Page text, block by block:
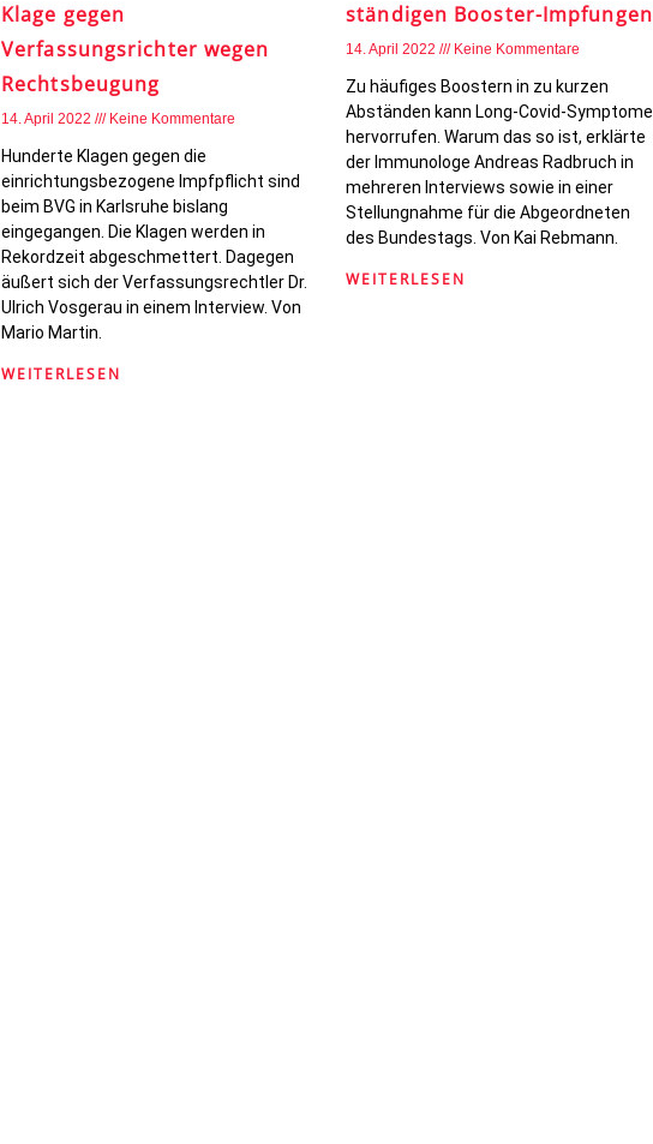
Klage gegen
Verfassungsrichter wegen
Rechtsbeugung
14. April 2022 Keine Kommentare
Hunderte Klagen gegen die
einrichtungsbezogene Impfpflicht sind
beim BVG in Karlsruhe bislang
eingegangen. Die Klagen werden in
Rekordzeit abgeschmettert. Dagegen
äußert sich der Verfassungsrechtler Dr.
Ulrich Vosgerau in einem Interview. Von
Mario Martin.
WEITERLESEN
ständigen Booster-Impfungen
14. April 2022 Keine Kommentare
Zu häufiges Boostern in zu kurzen
Abständen kann Long-Covid-Symptome
hervorrufen. Warum das so ist, erklärte
der Immunologe Andreas Radbruch in
mehreren Interviews sowie in einer
Stellungnahme für die Abgeordneten
des Bundestags. Von Kai Rebmann.
WEITERLESEN